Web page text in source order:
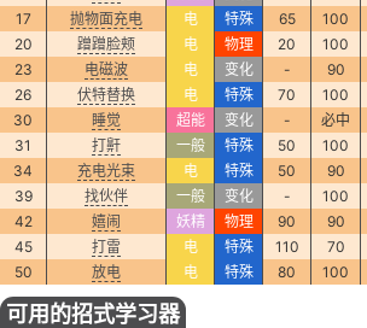
17
抛物面充电 电 特殊 65 100
20
蹭蹭脸颊 电 物理 20 100
23
电磁波 电 变化 - 90
26
伏特替换 电 特殊 70 100
30
睡觉 超能 变化 - 必中
31
打鼾 一般 特殊 50 100
34
充电光束 电 特殊 50 90
39
找伙伴 一般 变化 - 100
42
嬉闹 妖精 物理 90 90
45
打雷 电 特殊 110 70
50
放电 电 特殊 80 100
可用的招式学习器